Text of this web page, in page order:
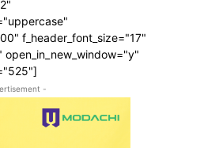
f_header_font_size="17"
-